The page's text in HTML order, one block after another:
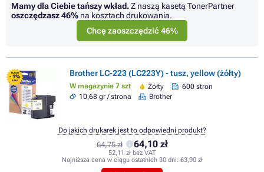
Mamy dla Ciebie tańszy wkład.Z naszą kasetą TonerPartner
oszczędzasz46% na kosztach drukowania.
Chcę zaoszczędzić 46%
FLASH
- 1%
SALE
Brother LC-223 (LC223Y) - tusz, yellow (żółty)
W magazynie 7 szt Żółty
600 stron
10,68 gr / strona
Brother
64,75 zł 64,10 zł
52,11 zł bez VAT
Najniższa cena w ciągu ostatnich 30 dni: 63,90 zł
Do jakich drukarek jest to odpowiedni produkt?